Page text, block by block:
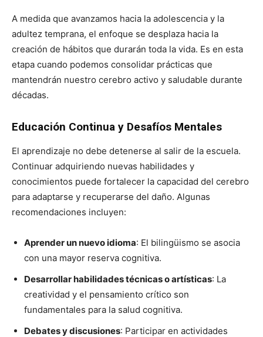
A medida que avanzamos hacia la adolescencia y la
adultez temprana, el enfoque se desplaza hacia la
creación de hábitos que durarán toda la vida. Es en esta
etapa cuando podemos consolidar prácticas que
mantendrán nuestro cerebro activo y saludable durante
décadas.
Educación Continua y Desafíos Mentales
El aprendizaje no debe detenerse al salir de la escuela.
Continuar adquiriendo nuevas habilidades y
conocimientos puede fortalecer la capacidad del cerebro
para adaptarse y recuperarse del daño. Algunas
recomendaciones incluyen:
Aprender un nuevo idioma: El bilingüismo se asocia
con una mayor reserva cognitiva.
Desarrollar habilidades técnicas o artísticas: La
creatividad y el pensamiento crítico son
fundamentales para la salud cognitiva.
Debates y discusiones: Participar en actividades